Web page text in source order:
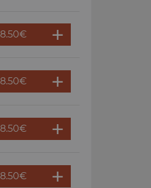
8.50€
8.50€
8.50€
8.50€